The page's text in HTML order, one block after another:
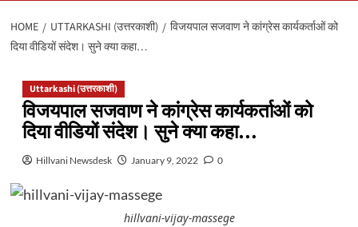
HOME UTTARKASHI (उत्तरकाशी)
विजयपाल सजवाण ने कांग्रेस कार्यकर्ताओं को
दिया वीडियों संदेश। सुने क्या कहा…
Uttarkashi (उत्तरकाशी)
विजयपाल सजवाण ने कांग्रेस कार्यकर्ताओं को
दिया वीडियों संदेश। सुने क्या कहा…
Hillvani Newsdesk January 9, 2022 0
hillvani-vijay-massege